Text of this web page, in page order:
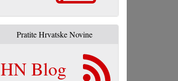
Pratite Hrvatske Novine
HN Blog